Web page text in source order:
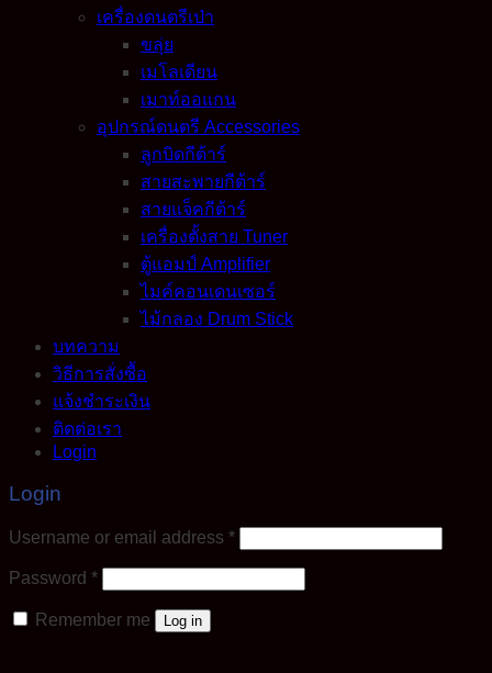
เครื่องดนตรีเป่า
ขลุ่ย
เมโลเดียน
เมาท์ออแกน
อุปกรณ์ดนตรี Accessories
ลูกบิดกีต้าร์
สายสะพายกีต้าร์
สายแจ็คกีต้าร์
เครื่องตั้งสาย Tuner
ตู้แอมป์ Amplifier
ไมค์คอนเดนเซอร์
ไม้กลอง Drum Stick
บทความ
วิธีการสั่งซื้อ
แจ้งชำระเงิน
ติดต่อเรา
Login
Login
Username or email address *Required
Password *Required
Remember me Log in